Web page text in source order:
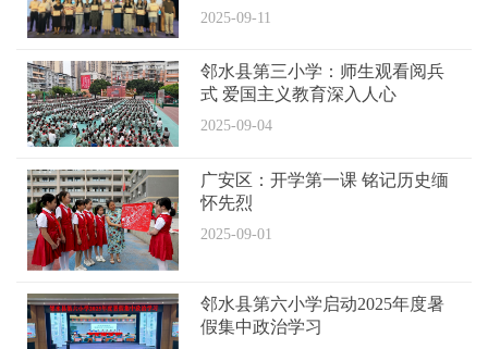
2025-09-11
邻水县第三小学：师生观看阅兵
式 爱国主义教育深入人心
2025-09-04
广安区：开学第一课 铭记历史缅
怀先烈
2025-09-01
邻水县第六小学启动2025年度暑
假集中政治学习